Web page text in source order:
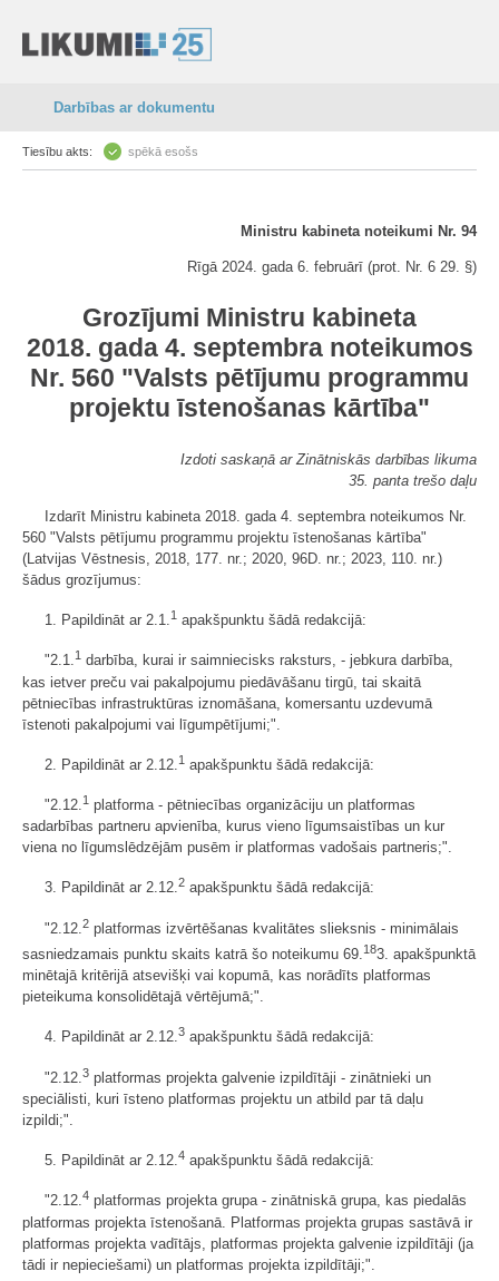
Darbības ar dokumentu
Tiesību akts: spēkā esošs
Ministru kabineta noteikumi Nr. 94
Rīgā 2024. gada 6. februārī (prot. Nr. 6 29. §)
Grozījumi Ministru kabineta
2018. gada 4. septembra noteikumos
Nr. 560 "Valsts pētījumu programmu
projektu īstenošanas kārtība"
Izdoti saskaņā ar Zinātniskās darbības likuma
35. panta trešo daļu
Izdarīt Ministru kabineta 2018. gada 4. septembra noteikumos Nr.
560 "Valsts pētījumu programmu projektu īstenošanas kārtība"
(Latvijas Vēstnesis, 2018, 177. nr.; 2020, 96D. nr.; 2023, 110. nr.)
šādus grozījumus:
1. Papildināt ar 2.1.1 apakšpunktu šādā redakcijā:
"2.1.1 darbība, kurai ir saimniecisks raksturs, - jebkura darbība,
kas ietver preču vai pakalpojumu piedāvāšanu tirgū, tai skaitā
pētniecības infrastruktūras iznomāšana, komersantu uzdevumā
īstenoti pakalpojumi vai līgumpētījumi;".
2. Papildināt ar 2.12. 1 apakšpunktu šādā redakcijā:
"2.12.1 platforma - pētniecības organizāciju un platformas
sadarbības partneru apvienība, kurus vieno līgumsaistības un kur
viena no līgumslēdzējām pusēm ir platformas vadošais partneris;".
3. Papildināt ar 2.12.2 apakšpunktu šādā redakcijā:
"2.12. 2 platformas izvērtēšanas kvalitātes slieksnis - minimālais
sasniedzamais punktu skaits katrā šo noteikumu 69.183. apakšpunktā
minētajā kritērijā atsevišķi vai kopumā, kas norādīts platformas
pieteikuma konsolidētajā vērtējumā;".
4. Papildināt ar 2.12.3 apakšpunktu šādā redakcijā:
"2.12. 3 platformas projekta galvenie izpildītāji - zinātnieki un
speciālisti, kuri īsteno platformas projektu un atbild par tā daļu
izpildi;".
5. Papildināt ar 2.12.4 apakšpunktu šādā redakcijā:
"2.12.4 platformas projekta grupa - zinātniskā grupa, kas piedalās
platformas projekta īstenošanā. Platformas projekta grupas sastāvā ir
platformas projekta vadītājs, platformas projekta galvenie izpildītāji (ja
tādi ir nepieciešami) un platformas projekta izpildītāji;".